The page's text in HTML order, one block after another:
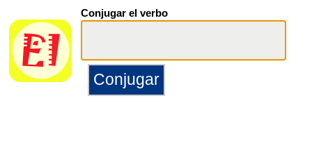
Conjugar el verbo